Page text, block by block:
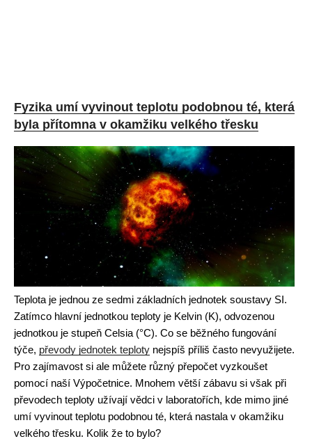
Fyzika umí vyvinout teplotu podobnou té, která
byla přítomna v okamžiku velkého třesku
Teplota je jednou ze sedmi základních jednotek soustavy SI.
Zatímco hlavní jednotkou teploty je Kelvin (K), odvozenou
jednotkou je stupeň Celsia (°C). Co se běžného fungování
týče, převody jednotek teploty nejspíš příliš často nevyužijete.
Pro zajímavost si ale můžete různý přepočet vyzkoušet
pomocí naší Výpočetnice. Mnohem větší zábavu si však při
převodech teploty užívají vědci v laboratořích, kde mimo jiné
umí vyvinout teplotu podobnou té, která nastala v okamžiku
velkého třesku. Kolik že to bylo?